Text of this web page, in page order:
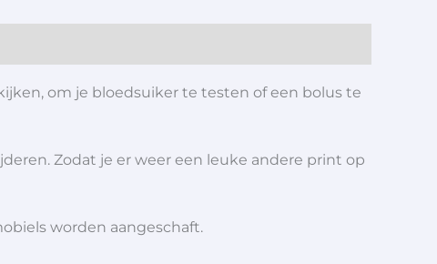
om je bloedsuiker te testen of een bolus te
Zodat je er weer een leuke andere print op
worden aangeschaft.